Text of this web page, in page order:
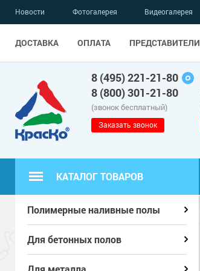
Новости Фотогалерея Видеогалерея
ДОСТАВКА ОПЛАТА ПРЕДСТАВИТЕЛИ
8 (495) 221-21-80
8 (800) 301-21-80
(звонок бесплатный)
Заказать звонок
КАТАЛОГ ТОВАРОВ
Полимерные наливные полы
Для бетонных полов
Полимерные наливные полы
Для бетонных полов